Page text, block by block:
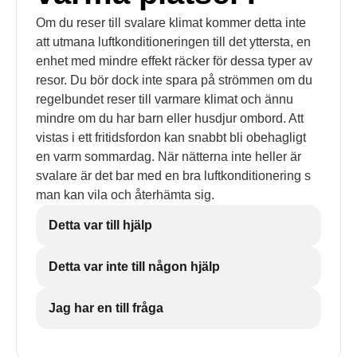
Om du reser till svalare klimat kommer detta inte
att utmana luftkonditioneringen till det yttersta, en
enhet med mindre effekt räcker för dessa typer av
resor. Du bör dock inte spara på strömmen om du
regelbundet reser till varmare klimat och ännu
mindre om du har barn eller husdjur ombord. Att
vistas i ett fritidsfordon kan snabbt bli obehagligt
en varm sommardag. När nätterna inte heller är
svalare är det bar med en bra luftkonditionering s
man kan vila och återhämta sig.
Detta var till hjälp
Detta var inte till någon hjälp
Jag har en till fråga